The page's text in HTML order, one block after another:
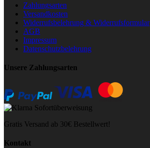
Zahlungsarten
Versandkosten
Widerrufsbelehrung & Widerrufsformular
AGB
Impressum
Datenschutzbelehrung
Unsere Zahlungsarten
Gratis Versand ab 30€ Bestellwert!
Kontakt